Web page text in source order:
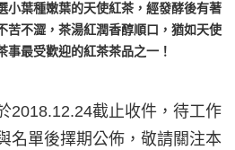
小葉種嫩葉的天使紅茶，經發酵後有著
苦不澀，茶湯紅潤香醇順口，猶如天使
事最受歡迎的紅茶茶品之一！
2018.12.24截止收件，待工作
名單後擇期公佈，敬請關注本